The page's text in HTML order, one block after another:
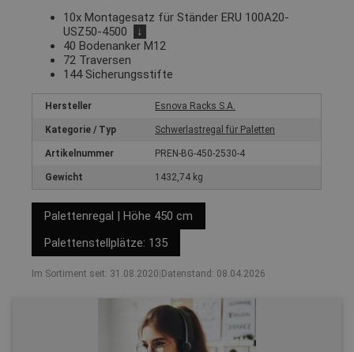
10x Montagesatz für Ständer ERU 100A20-
USZ50-4500
↓
40 Bodenanker M12
72 Traversen
144 Sicherungsstifte
Hersteller Esnova Racks S.A.
Kategorie / Typ Schwerlastregal für Paletten
Artikelnummer PREN-BG-450-2530-4
Gewicht 1432,74 kg
Palettenregal | Höhe 450 cm
Palettenstellplätze: 135
Im Sortiment seit: 31.08.2020 Datenstand: 08.04.2026